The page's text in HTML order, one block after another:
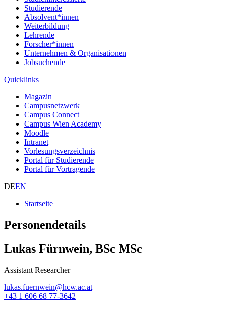
Studierende
Absolvent*innen
Weiterbildung
Lehrende
Forscher*innen
Unternehmen & Organisationen
Jobsuchende
Quicklinks
Magazin
Campusnetzwerk
Campus Connect
Campus Wien Academy
Moodle
Intranet
Vorlesungsverzeichnis
Portal für Studierende
Portal für Vortragende
DEEN
Startseite
Personendetails
Lukas Fürnwein, BSc MSc
Assistant Researcher
lukas.fuernwein@hcw.ac.at
+43 1 606 68 77-3642